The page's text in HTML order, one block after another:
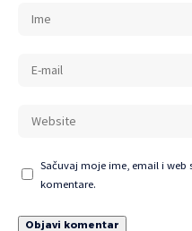
Sačuvaj moje ime, email i
komentare.